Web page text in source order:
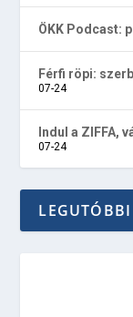
ÖKK Podcast:
Férfi röpi:
07-24
Indul a ZIFFA,
07-24